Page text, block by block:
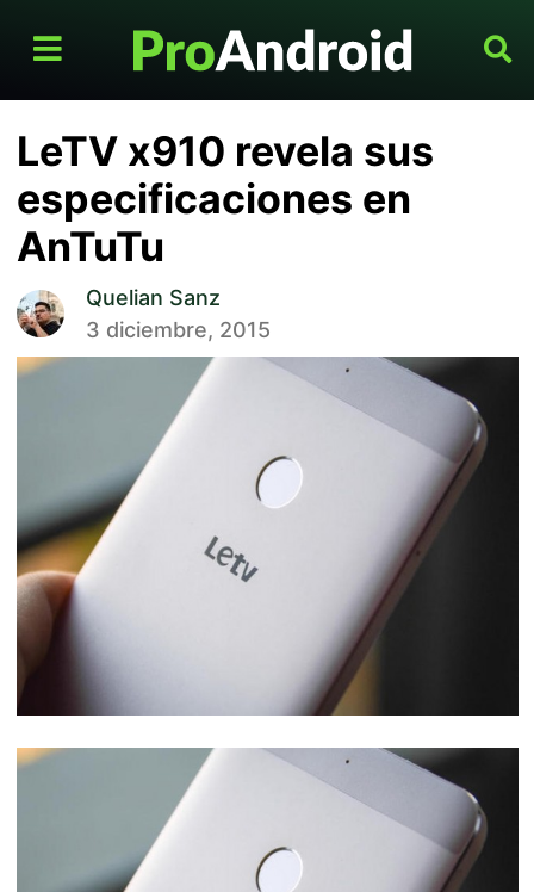
LeTV x910 revela sus
especificaciones en
AnTuTu
Quelian Sanz
3 diciembre, 2015